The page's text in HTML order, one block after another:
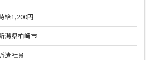
給1,200円
潟県柏崎市
遣社員